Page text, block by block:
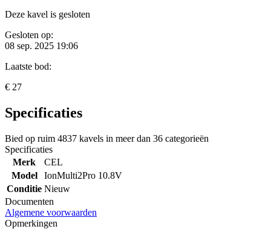
Deze kavel is gesloten
Gesloten op:
08 sep. 2025 19:06
Laatste bod:
€ 27
Specificaties
Bied op ruim 4837 kavels in meer dan 36 categorieën
Specificaties
Merk
CEL
Model
IonMulti2Pro 10.8V
Conditie Nieuw
Documenten
Algemene voorwaarden
Opmerkingen